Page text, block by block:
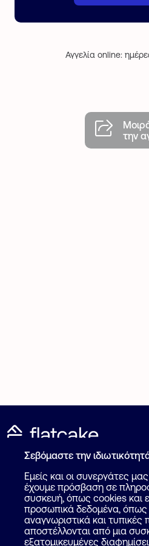
Αγγελία online:
την
Καταχώρηση Αγγελίας
Πως λειτουργεί
Επικοινωνία
Σεβόμαστε την
Εμείς και οι συνεργάτες
έχουμε πρόσβαση σε
συσκευή, όπως cookies και
προσωπικά δεδομένα, όπως
αναγνωριστικά και
αποστέλλονται από μια
εξατομικευμένες